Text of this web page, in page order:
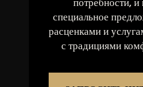
специальное
расценками и
с традициями